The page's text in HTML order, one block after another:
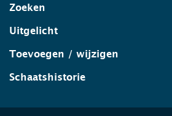
Zoeken
Uitgelicht
Toevoegen / wijzigen
Schaatshistorie